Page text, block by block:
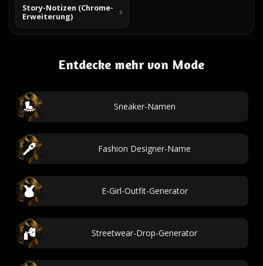
Story-Notizen (Chrome-
Erweiterung)
Entdecke mehr von Mode
Sneaker-Namen
Fashion Designer-Name
E-Girl-Outfit-Generator
Streetwear-Drop-Generator